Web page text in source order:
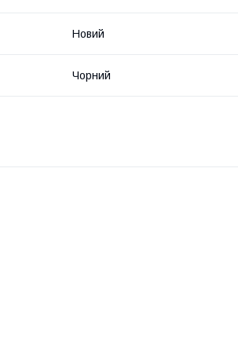
Новий
Чорний